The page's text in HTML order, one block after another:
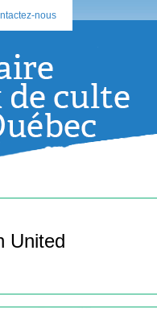
nous
United